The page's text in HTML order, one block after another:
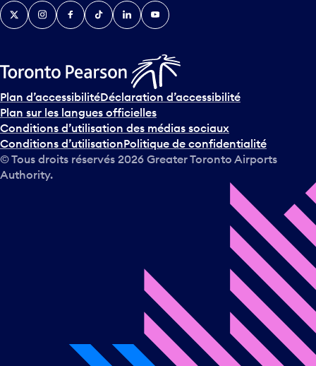
TwitterInstagramFacebook
TikTokLinkedInYouTube
Plan d’accessibilitéDéclaration d’accessibilité
Plan sur les langues officielles
Conditions d’utilisation des médias sociaux
Conditions d’utilisationPolitique de confidentialité
© Tous droits réservés 2026 Greater Toronto Airports
Authority.